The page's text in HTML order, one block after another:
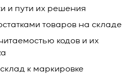
и пути их решения
товаров на складе
кодов и их
к маркировке